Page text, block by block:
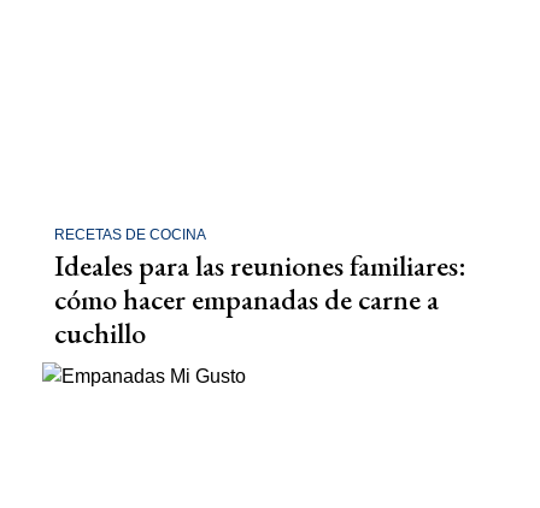
RECETAS DE COCINA
Ideales para las reuniones familiares:
cómo hacer empanadas de carne a
cuchillo